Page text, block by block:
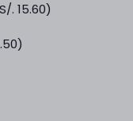
. 15.60)